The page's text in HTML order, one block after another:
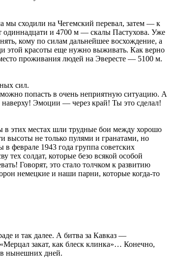
мы сходили на Чегемский перевал, затем — к
одиннадцати и 4700 м — скалы Пастухова. Уже
кому по силам дальнейшее восхождение, а
этой красоты еще нужно выживать. Как верно
проживания людей на Эвересте — 5100 м.
сил.
попасть в очень неприятную ситуацию. А
Эмоции — через край! Ты это сделал!
в этих местах шли трудные бои между хорошо
высоты не только пулями и гранатами, но
феврале 1943 года группа советских
тех солдат, которые безо всякой особой
Говорят, это стало толчком к развитию
немецкие и наши парни, которые когда-то
и так далее. А битва за Кавказ —
закат, как блеск клинка»… Конечно,
нынешних дней.